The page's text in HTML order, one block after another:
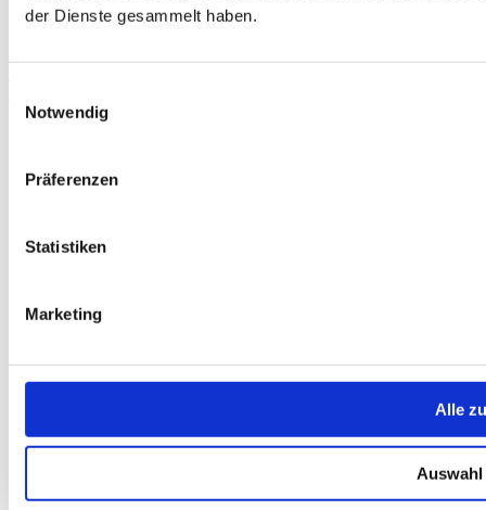
der Dienste gesammelt haben.
Notwendig
Präferenzen
Statistiken
Marketing
Alle
2026